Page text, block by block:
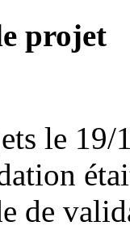
projet
le 19/
de